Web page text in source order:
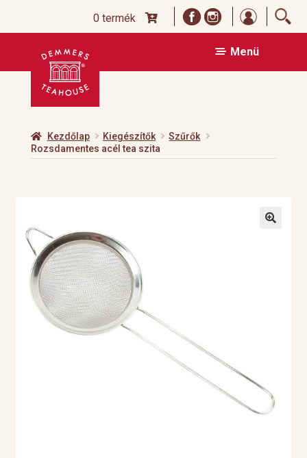
0 termék
Ugrás
navigációhoz
Kilépés
tartalomba
Menü
Kezdőlap Kiegészítők
Szűrők
Rozsdamentes acél tea szita